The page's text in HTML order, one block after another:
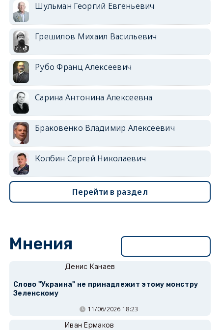
Шульман Георгий Евгеньевич
Грешилов Михаил Васильевич
Рубо Франц Алексеевич
Сарина Антонина Алексеевна
Браковенко Владимир Алексеевич
Колбин Сергей Николаевич
Перейти в раздел
Мнения
Денис Канаев
Слово "Украина" не принадлежит этому монстру
Зеленскому
11/06/2026 18:23
Иван Ермаков